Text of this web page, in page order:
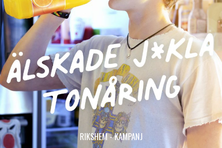
RIKSHEM - KAMPANJ